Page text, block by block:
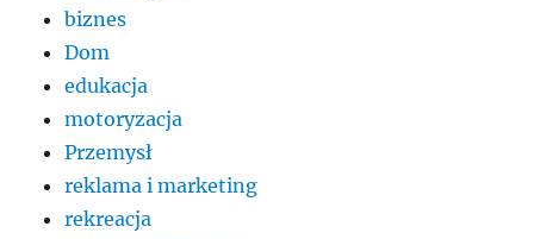
biznes
Dom
edukacja
motoryzacja
Przemysł
reklama i marketing
rekreacja